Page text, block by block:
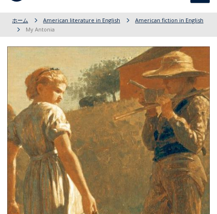
ホーム American literature in English
American fiction in English
My Antonia